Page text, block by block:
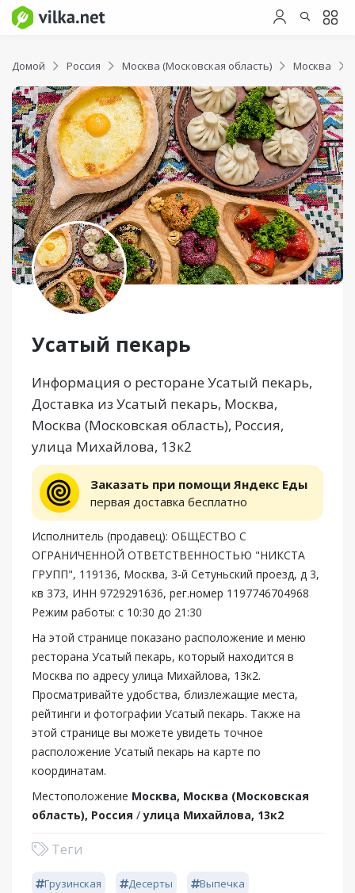
Домой Россия Москва (Московская область) Москва
Усатый пекарь
Информация о ресторане Усатый пекарь,
Доставка из Усатый пекарь, Москва,
Москва (Московская область), Россия,
улица Михайлова, 13к2
Заказать при помощи Яндекс Еды
первая доставка бесплатно
Исполнитель (продавец): ОБЩЕСТВО С
ОГРАНИЧЕННОЙ ОТВЕТСТВЕННОСТЬЮ "НИКСТА
ГРУПП", 119136, Москва, 3-й Сетуньский проезд, д 3,
кв 373, ИНН 9729291636, рег.номер 1197746704968
Режим работы: с 10:30 до 21:30
На этой странице показано расположение и меню
ресторана Усатый пекарь, который находится в
Москва по адресу улица Михайлова, 13к2.
Просматривайте удобства, близлежащие места,
рейтинги и фотографии Усатый пекарь. Также на
этой странице вы можете увидеть точное
расположение Усатый пекарь на карте по
координатам.
Местоположение Москва, Москва (Московская
область), Россия /улица Михайлова, 13к2
Теги
Грузинская Десерты Выпечка